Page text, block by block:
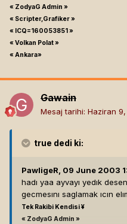
« ZodyaG Admin »
« Scripter,Grafiker »
« ICQ=160053851 »
« Volkan Polat »
« Ankara»
Gawain
Mesaj tarihi: Haziran
true dedi ki:
PawligeR, 09 June 2003
hadı yaa ayvayı yedık
gecmesını saglamak ıcın
Tek Rakibi Kendisi ¥
« ZodyaG Admin »